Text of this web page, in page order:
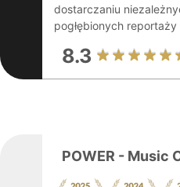
dostarczaniu
pogłębionych
8.3
POWER - Music